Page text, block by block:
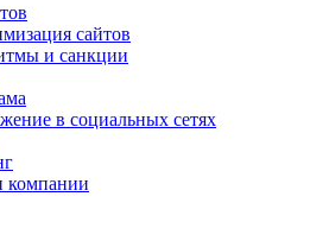
сайтов
и санкции
в социальных сетях
компании